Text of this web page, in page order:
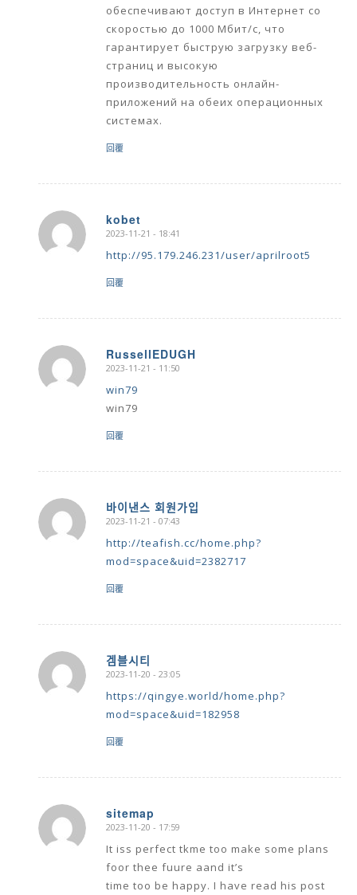
обеспечивают доступ в Интернет со
скоростью до 1000 Мбит/с, что
гарантирует быструю загрузку веб-
страниц и высокую
производительность онлайн-
приложений на обеих операционных
системах.
回覆
kobet
says:
2023-11-21 - 18:41
http://95.179.246.231/user/aprilroot5
回覆
RussellEDUGH
says:
2023-11-21 - 11:50
win79
win79
回覆
바이낸스 회원가입
says:
2023-11-21 - 07:43
http://teafish.cc/home.php?
mod=space&uid=2382717
回覆
겜블시티
says:
2023-11-20 - 23:05
https://qingye.world/home.php?
mod=space&uid=182958
回覆
sitemap
says:
2023-11-20 - 17:59
It iss perfect tkme too make some plans
foor thee fuure aand it’s
time too be happy. I have read his post